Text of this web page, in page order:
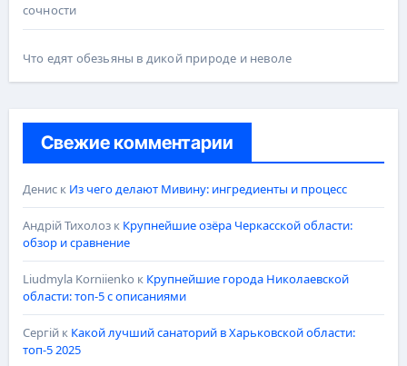
сочности
Что едят обезьяны в дикой природе и неволе
Свежие комментарии
Дениск Из чего делают Мивину: ингредиенты и процесс
Андрій Тихолозк Крупнейшие озёра Черкасской области:
обзор и сравнение
Liudmyla Korniienko к Крупнейшие города Николаевской
области: топ-5 с описаниями
Сергійк Какой лучший санаторий в Харьковской области:
топ-5 2025